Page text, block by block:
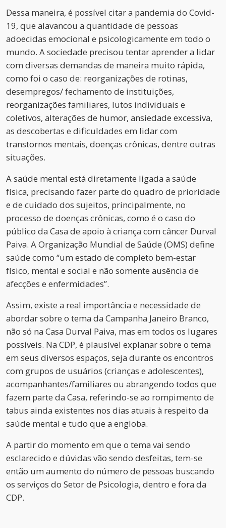
Dessa maneira, é possível citar a pandemia do Covid-
19, que alavancou a quantidade de pessoas
adoecidas emocional e psicologicamente em todo o
mundo. A sociedade precisou tentar aprender a lidar
com diversas demandas de maneira muito rápida,
como foi o caso de: reorganizações de rotinas,
desempregos/ fechamento de instituições,
reorganizações familiares, lutos individuais e
coletivos, alterações de humor, ansiedade excessiva,
as descobertas e dificuldades em lidar com
transtornos mentais, doenças crônicas, dentre outras
situações.
A saúde mental está diretamente ligada a saúde
física, precisando fazer parte do quadro de prioridade
e de cuidado dos sujeitos, principalmente, no
processo de doenças crônicas, como é o caso do
público da Casa de apoio à criança com câncer Durval
Paiva. A Organização Mundial de Saúde (OMS) define
saúde como “um estado de completo bem-estar
físico, mental e social e não somente ausência de
afecções e enfermidades”.
Assim, existe a real importância e necessidade de
abordar sobre o tema da Campanha Janeiro Branco,
não só na Casa Durval Paiva, mas em todos os lugares
possíveis. Na CDP, é plausível explanar sobre o tema
em seus diversos espaços, seja durante os encontros
com grupos de usuários (crianças e adolescentes),
acompanhantes/familiares ou abrangendo todos que
fazem parte da Casa, referindo-se ao rompimento de
tabus ainda existentes nos dias atuais à respeito da
saúde mental e tudo que a engloba.
A partir do momento em que o tema vai sendo
esclarecido e dúvidas vão sendo desfeitas, tem-se
então um aumento do número de pessoas buscando
os serviços do Setor de Psicologia, dentro e fora da
CDP.